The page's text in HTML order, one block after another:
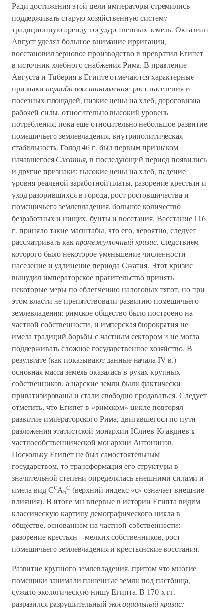
Ради достижения этой цели императоры стремились
поддерживать старую хозяйственную систему –
традиционную аренду государственных земель. Октавиан
Август уделял большое внимание ирригации,
восстановил зерновое производство и превратил Египет
в источник хлебного снабжения Рима. В правление
Августа и Тиберия в Египте отмечаются характерные
признаки периода восстановления: рост населения и
посевных площадей, низкие цены на хлеб, дороговизна
рабочей силы, относительно высокий уровень
потребления, пока еще относительно небольшое развитие
помещичьего землевладения, внутриполитическая
стабильность. Голод 46 г. был первым признаком
начавшегося Сжатия, в последующий период появились
и другие признаки: высокие цены на хлеб, падение
уровня реальной заработной платы, разорение крестьян и
уход разорившихся в города, рост ростовщичества и
помещичьего землевладения, большое количество
безработных и нищих, бунты и восстания. Восстание 116
г. приняло такие масштабы, что его, вероятно, следует
рассматривать какпромежуточный кризис, следствием
которого было некоторое уменьшение численности
население и удлинение периода Сжатия. Этот кризис
вынудил императорское правительство принять
некоторые меры по облегчению налоговых тягот, но при
этом власти не препятствовали развитию помещичьего
землевладения: римское общество было построено на
частной собственности, и имперская бюрократия не
имела традиций борьбы с частным сектором и не могла
поддерживать сложное государственное хозяйство. В
результате (как показывают данные начала IV в.)
основная масса земель оказалась в руках крупных
собственников, а царские земли были фактически
приватизированы и стали свободно продаваться. Следует
отметить, что Египет в «римском» цикле повторял
развитие императорского Рима, двигавшегося по пути
разложения этатистской монархии Юлиев-Клавдиев к
частнособственнической монархии Антонинов.
Поскольку Египет не был самостоятельным
государством, то трансформация его структуры в
значительной степени определялась внешними силами и
имела вид СCАb
C (верхний индекс «с» означает внешние
влияния). В итоге мы впервые в истории Египта видим
классическую картину демографического цикла в
обществе, основанном на частной собственности:
разорение крестьян – мелких собственников, рост
помещичьего землевладения и крестьянские восстания.
Развитие крупного землевладения, притом что многие
помещики занимали пашенные земли под пастбища,
сужало экологическую нишу Египта. В 170-х гг.
разразился разрушительный экосоциальный кризис: